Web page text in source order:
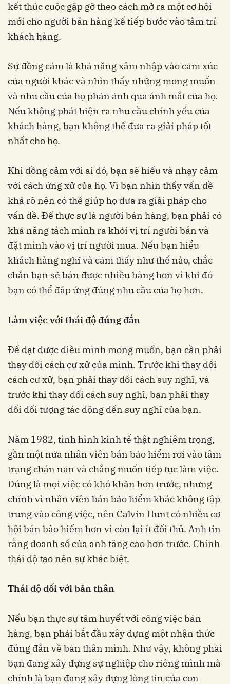
kết thúc cuộc gặp gỡ theo cách mở ra một cơ hội
mới cho người bán hàng kế tiếp bước vào tâm trí
khách hàng.
Sự đồng cảm là khả năng xâm nhập vào cảm xúc
của người khác và nhìn thấy những mong muốn
và nhu cầu của họ phản ảnh qua ánh mắt của họ.
Nếu không phát hiện ra nhu cầu chính yếu của
khách hàng, bạn không thể đưa ra giải pháp tốt
nhất cho họ.
Khi đồng cảm với ai đó, bạn sẽ hiểu và nhạy cảm
với cách ứng xử của họ. Vì bạn nhìn thấy vấn đề
khá rõ nên có thể giúp họ đưa ra giải pháp cho
vấn đề. Để thực sự là người bán hàng, bạn phải có
khả năng tách mình ra khỏi vị trí người bán và
đặt mình vào vị trí người mua. Nếu bạn hiểu
khách hàng nghĩ và cảm thấy như thế nào, chắc
chắn bạn sẽ bán được nhiều hàng hơn vì khi đó
bạn có thể đáp ứng đúng nhu cầu của họ hơn.
Làm việc với thái độ đúng đắn
Để đạt được điều mình mong muốn, bạn cần phải
thay đổi cách cư xử của mình. Trước khi thay đổi
cách cư xử, bạn phải thay đổi cách suy nghĩ, và
trước khi thay đổi cách suy nghĩ, bạn phải thay
đổi đối tượng tác động đến suy nghĩ của bạn.
Năm 1982, tình hình kinh tế thật nghiêm trọng,
gần một nửa nhân viên bán bảo hiểm rơi vào tâm
trạng chán nản và chẳng muốn tiếp tục làm việc.
Đúng là mọi việc có khó khăn hơn trước, nhưng
chính vì nhân viên bán bảo hiểm khác không tập
trung vào công việc, nên Calvin Hunt có nhiều cơ
hội bán bảo hiểm hơn vì còn lại ít đối thủ. Anh tin
rằng doanh số của anh tăng cao hơn trước. Chính
thái độ tạo nên sự khác biệt.
Thái độ đối với bản thân
Nếu bạn thực sự tâm huyết với công việc bán
hàng, bạn phải bắt đầu xây dựng một nhận thức
đúng đắn về bản thân mình. Như vậy, không phải
bạn đang xây dựng sự nghiệp cho riêng mình mà
chính là bạn đang xây dựng lòng tin của con